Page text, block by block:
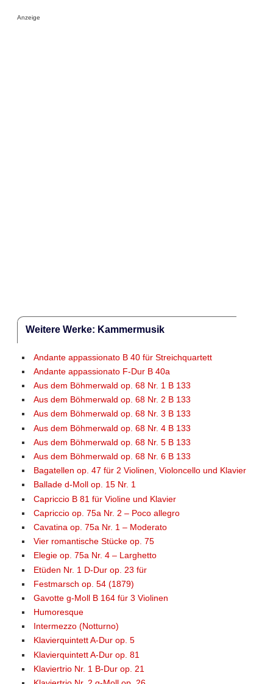
Anzeige
Weitere Werke: Kammermusik
Andante appassionato B 40 für Streichquartett
Andante appassionato F-Dur B 40a
Aus dem Böhmerwald op. 68 Nr. 1 B 133
Aus dem Böhmerwald op. 68 Nr. 2 B 133
Aus dem Böhmerwald op. 68 Nr. 3 B 133
Aus dem Böhmerwald op. 68 Nr. 4 B 133
Aus dem Böhmerwald op. 68 Nr. 5 B 133
Aus dem Böhmerwald op. 68 Nr. 6 B 133
Bagatellen op. 47 für 2 Violinen, Violoncello und Klavier
Ballade d-Moll op. 15 Nr. 1
Capriccio B 81 für Violine und Klavier
Capriccio op. 75a Nr. 2 – Poco allegro
Cavatina op. 75a Nr. 1 – Moderato
Vier romantische Stücke op. 75
Elegie op. 75a Nr. 4 – Larghetto
Etüden Nr. 1 D-Dur op. 23 für
Festmarsch op. 54 (1879)
Gavotte g-Moll B 164 für 3 Violinen
Humoresque
Intermezzo (Notturno)
Klavierquintett A-Dur op. 5
Klavierquintett A-Dur op. 81
Klaviertrio Nr. 1 B-Dur op. 21